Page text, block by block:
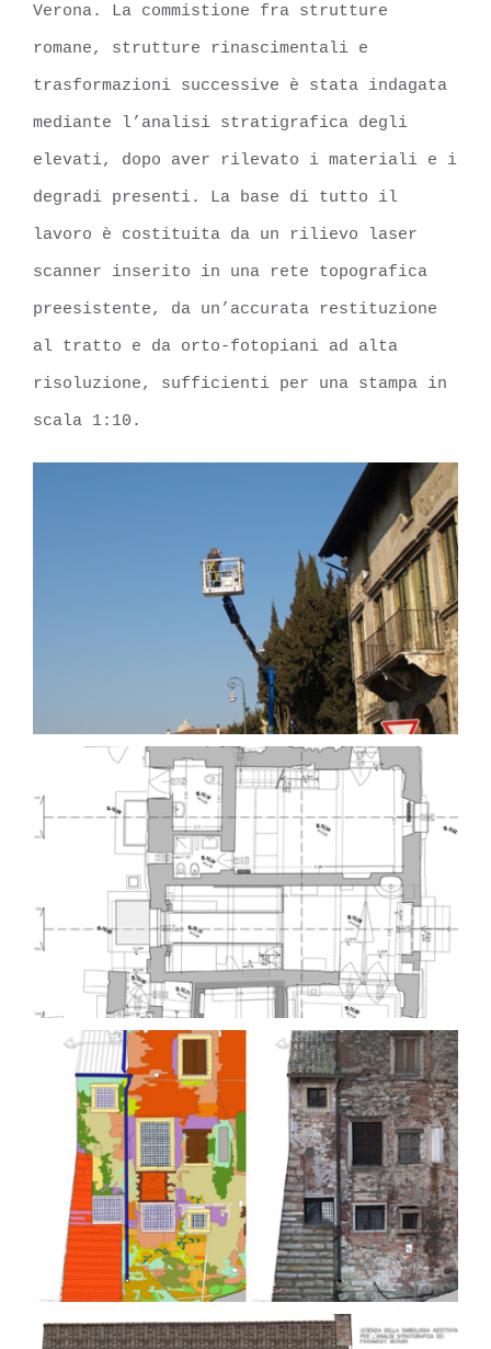
Verona. La commistione fra strutture
romane, strutture rinascimentali e
trasformazioni successive è stata indagata
mediante l’analisi stratigrafica degli
elevati, dopo aver rilevato i materiali e i
degradi presenti. La base di tutto il
lavoro è costituita da un rilievo laser
scanner inserito in una rete topografica
preesistente, da un’accurata restituzione
al tratto e da orto-fotopiani ad alta
risoluzione, sufficienti per una stampa in
scala 1:10.